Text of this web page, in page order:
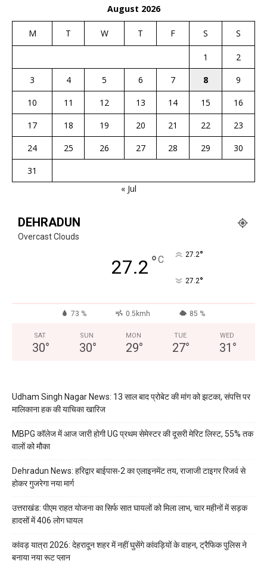
August 2026
M T W T F S S
1
2
3
4 5 6 7 8
9
10
11 12 13 14 15
16
17
18 19 20 21 22
23
24
25 26 27 28 29
30
31
« Jul
DEHRADUN
Overcast Clouds
27.2 °C 27.2°
27.2°
73 % 0.5kmh 85 %
SAT
30°
SUN
30°
MON
29°
TUE
27°
WED
31 °
Udham Singh Nagar News: 13 साल बाद प्रोबेट की मांग को झटका, संपत्ति पर
मालिकाना हक की याचिका खारिज
MBPG कॉलेज में आज जारी होगी UG प्रथम सेमेस्टर की दूसरी मेरिट लिस्ट, 55% तक
वालों को मौका
Dehradun News: हरिद्वार बाईपास-2 का एलाइनमेंट तय, राजाजी टाइगर रिजर्व से
होकर गुजरेगा नया मार्ग
उत्तराखंड: पीएम राहत योजना का सिर्फ सात घायलों को मिला लाभ, चार महीनों में सड़क
हादसों में 406 लोग घायल
कांवड़ यात्रा 2026: देहरादून शहर में नहीं घुसेंगे कांवड़ियों के वाहन, ट्रैफिक पुलिस ने
बनाया नया रूट प्लान